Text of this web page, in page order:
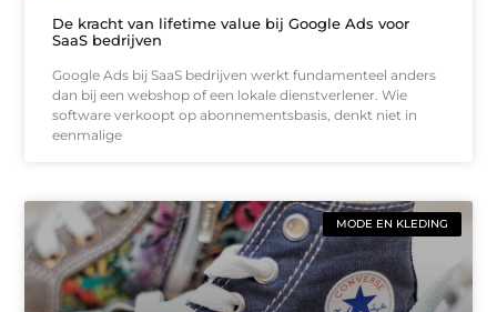
De kracht van lifetime value bij Google Ads voor
SaaS bedrijven
Google Ads bij SaaS bedrijven werkt fundamenteel anders
dan bij een webshop of een lokale dienstverlener. Wie
software verkoopt op abonnementsbasis, denkt niet in
eenmalige
MODE EN KLEDING